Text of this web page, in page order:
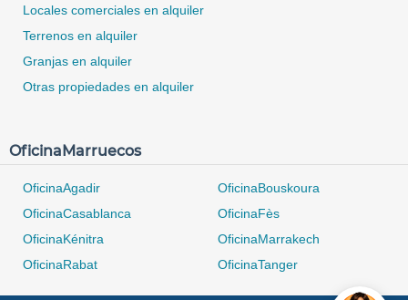
Locales comerciales en alquiler
Terrenos en alquiler
Granjas en alquiler
Otras propiedades en alquiler
OficinaMarruecos
OficinaAgadir
OficinaBouskoura
OficinaCasablanca
OficinaFès
OficinaKénitra
OficinaMarrakech
OficinaRabat
OficinaTanger